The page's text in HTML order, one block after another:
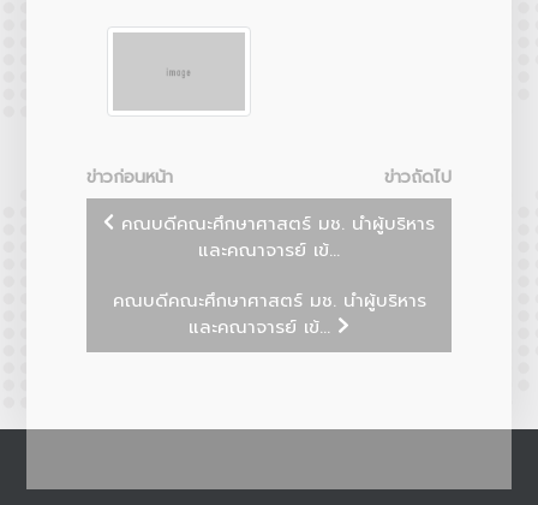
ข่าวก่อนหน้า
ข่าวถัดไป
คณบดีคณะศึกษาศาสตร์ มช. นำผู้บริหาร
และคณาจารย์ เข้...
คณบดีคณะศึกษาศาสตร์ มช. นำผู้บริหาร
และคณาจารย์ เข้...